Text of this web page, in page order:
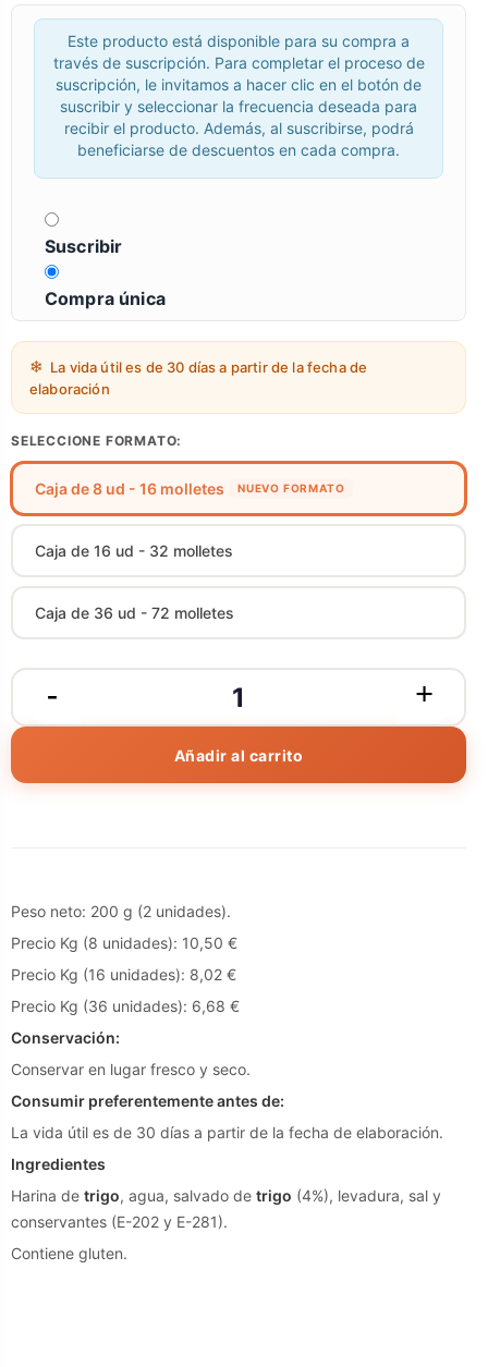
Este producto está disponible para su compra a
través de suscripción. Para completar el proceso de
suscripción, le invitamos a hacer clic en el botón de
suscribir y seleccionar la frecuencia deseada para
recibir el producto. Además, al suscribirse, podrá
beneficiarse de descuentos en cada compra.
Suscribir
Compra única
La vida útil es de 30 días a partir de la fecha de
elaboración
SELECCIONE FORMATO:
Caja de 8 ud - 16 molletes NUEVO FORMATO
Caja de 16 ud - 32 molletes
Caja de 36 ud - 72 molletes
Añadir al carrito
Peso neto: 200 g (2 unidades).
Precio Kg (8 unidades): 10,50 €
Precio Kg (16 unidades): 8,02 €
Precio Kg (36 unidades): 6,68 €
Conservación:
Conservar en lugar fresco y seco.
Consumir preferentemente antes de:
La vida útil es de 30 días a partir de la fecha de elaboración.
Ingredientes
Harina de trigo, agua, salvado de trigo (4%), levadura, sal y
conservantes (E-202 y E-281).
Contiene gluten.